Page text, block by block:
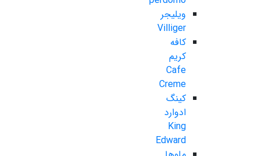
ویلیجر
Villiger
کافه
کریم
Cafe
Creme
کینگ
ادوارد
King
Edward